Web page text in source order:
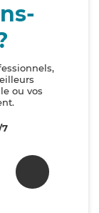
ou vos